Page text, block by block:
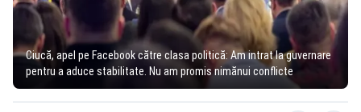
Ciucă, apel pe Facebook către clasa politică: Am intrat la guvernare
pentru a aduce stabilitate. Nu am promis nimănui conflicte